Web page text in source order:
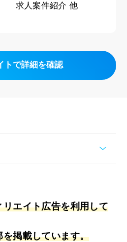
求人案件紹介 他
トで詳細を確認
エイト広告を利用して
掲載しています。